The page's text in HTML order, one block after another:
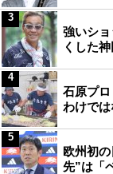
強いシ
くした
3
石原プ
わけで
4
欧州初
先”は「
5